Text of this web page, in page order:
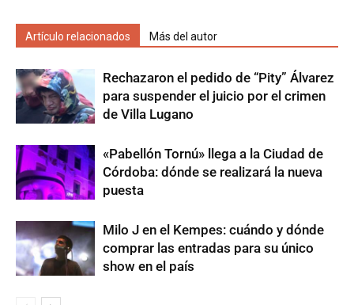
Artículo relacionados Más del autor
Rechazaron el pedido de “Pity” Álvarez
para suspender el juicio por el crimen
de Villa Lugano
«Pabellón Tornú» llega a la Ciudad de
Córdoba: dónde se realizará la nueva
puesta
Milo J en el Kempes: cuándo y dónde
comprar las entradas para su único
show en el país